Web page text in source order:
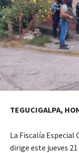
TEGUCIGALPA,
La Fiscalía Especial
dirige este jueves